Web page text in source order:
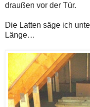
draußen vor der Tür.
Die Latten säge ich
Länge…